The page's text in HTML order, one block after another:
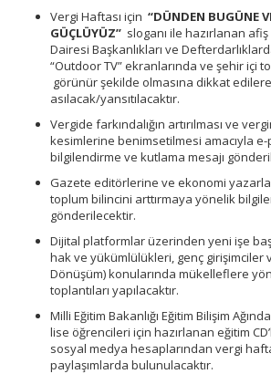
Vergi Haftası için “DÜNDEN BUGÜNE
GÜÇLÜYÜZ” sloganı ile hazırlanan
Dairesi Başkanlıkları ve
“Outdoor TV” ekranlarında ve şehir içi
görünür şekilde olmasına dikkat
asılacak/yansıtılacaktır.
Vergide farkındalığın artırılması ve
kesimlerine benimsetilmesi amacıyla
bilgilendirme ve kutlama mesajı
Gazete editörlerine ve ekonomi
toplum bilincini arttırmaya yönelik
gönderilecektir.
Dijital platformlar üzerinden yeni işe
hak ve yükümlülükleri, genç girişimciler
Dönüşüm) konularında mükelleflere
toplantıları yapılacaktır.
Milli Eğitim Bakanlığı Eğitim Bilişim
lise öğrencileri için hazırlanan eğitim
sosyal medya hesaplarından vergi
paylaşımlarda bulunulacaktır.